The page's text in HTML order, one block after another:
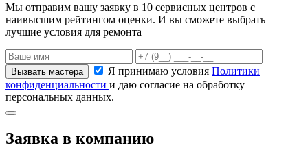
Мы отправим вашу заявку в 10 сервисных центров с
наивысшим рейтингом оценки. И вы сможете выбрать
лучшие условия для ремонта
Я принимаю условия Политики
конфиденциальности и даю согласие на обработку
персональных данных.
Заявка в компанию